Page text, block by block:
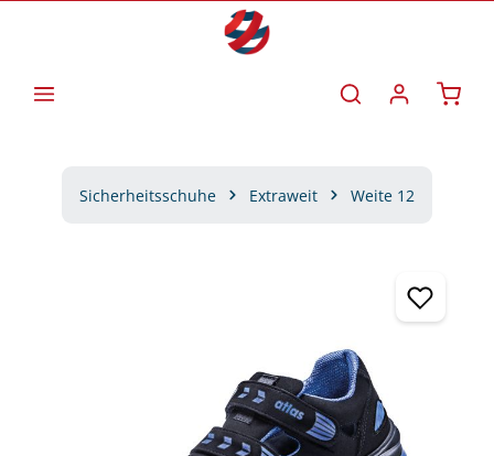
Sicherheitsschuhe Extraweit Weite 12